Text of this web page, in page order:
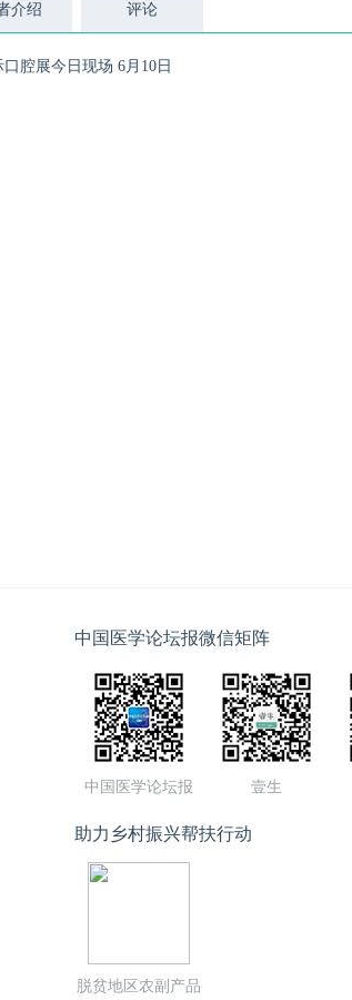
介绍 评论
腔展今日现场 6月10日
中国医学论坛报微信矩阵
中国医学论坛报 壹生
助力乡村振兴帮扶行动
脱贫地区农副产品